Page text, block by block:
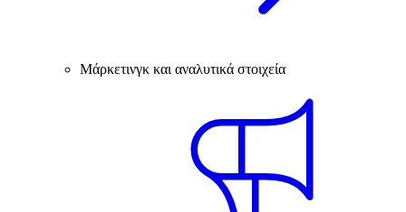
Μάρκετινγκ και αναλυτικά στοιχεία